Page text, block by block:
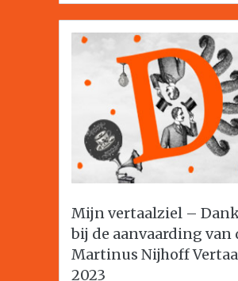
Mijn vertaalziel –
bij de aanvaarding van
Martinus Nijhoff
2023